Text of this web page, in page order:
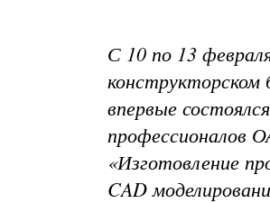
С 10 по 13
конструкторском
впервые
профессионалов
«Изготовление
CAD